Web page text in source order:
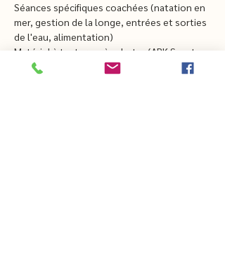
Séances spécifiques coachées (natation en
mer, gestion de la longe, entrées et sorties
de l'eau, alimentation)
Matériel à tester ou à acheter (ARK Sports
sur demande)